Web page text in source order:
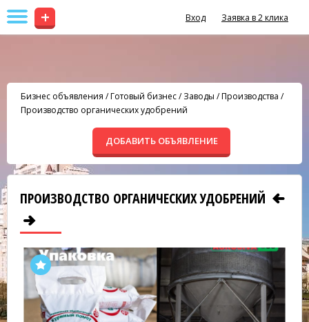
+ Вход Заявка в 2 клика
Бизнес объявления /Готовый бизнес/Заводы / Производства /
Производство органических удобрений
ДОБАВИТЬ ОБЪЯВЛЕНИЕ
ПРОИЗВОДСТВО ОРГАНИЧЕСКИХ УДОБРЕНИЙ